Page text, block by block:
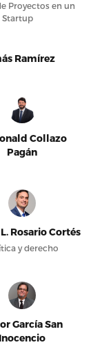
Proyectos en un
Startup
Ramírez
Collazo
Pagán
Rosario Cortés
y derecho
García San
Inocencio